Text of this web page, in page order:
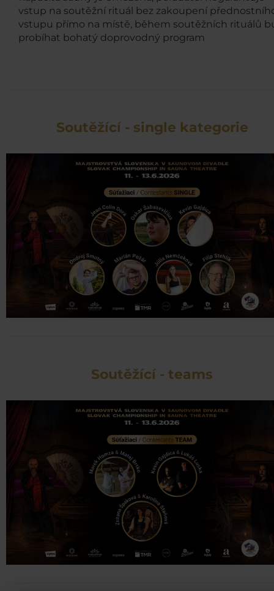
vstup na soutěžní rituál bez zakoupení
vstupu přímo na místě, během soutěžních rituálů
probíhat bohatý doprovodný program
Soutěžící - single kategorie
Soutěžící - teams